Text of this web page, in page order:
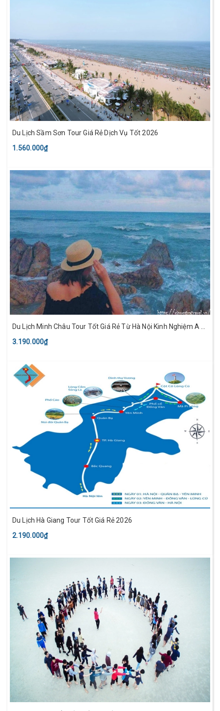
Du Lịch Sầm Sơn Tour Giá Rẻ Dịch Vụ Tốt 2026
1.560.000₫
Du Lịch Minh Châu Tour Tốt Giá Rẻ Từ Hà Nội Kinh Nghiệm A -
Z
3.190.000₫
Du Lịch Hà Giang Tour Tốt Giá Rẻ 2026
2.190.000₫